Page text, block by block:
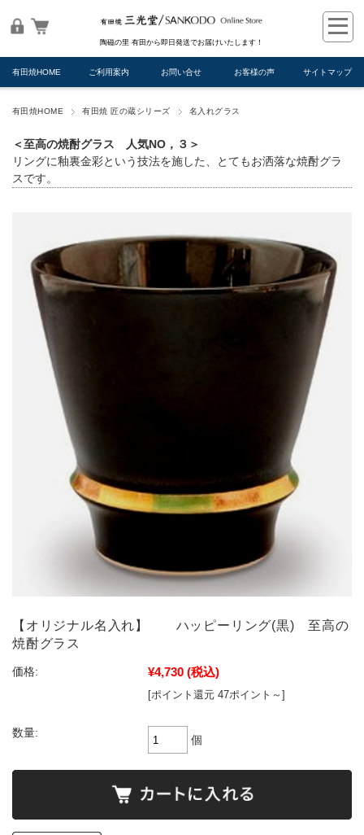
陶磁の里 有田から即日発送でお届けいたします！
有田焼HOME ご利用案内 お問い合せ お客様の声 サイトマップ
有田焼HOME 有田焼 匠の蔵シリーズ 名入れグラス
＜至高の焼酎グラス 人気NO，３＞
リングに釉裏金彩という技法を施した、とてもお洒落な焼酎グラ
スです。
【オリジナル名入れ】 ハッピーリング(黒) 至高の
焼酎グラス
価格: ¥4,730 (税込)
[ポイント還元 47ポイント～]
数量:
個